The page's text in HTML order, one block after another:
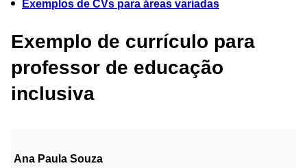
Exemplos de CVs para áreas variadas
Exemplo de currículo para
professor de educação
inclusiva
Ana Paula Souza